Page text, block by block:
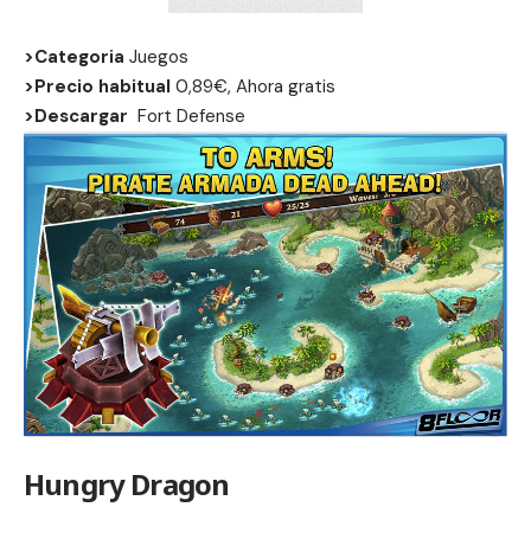
>Categoria Juegos
>Precio habitual 0,89€, Ahora gratis
>Descargar Fort Defense
Hungry Dragon